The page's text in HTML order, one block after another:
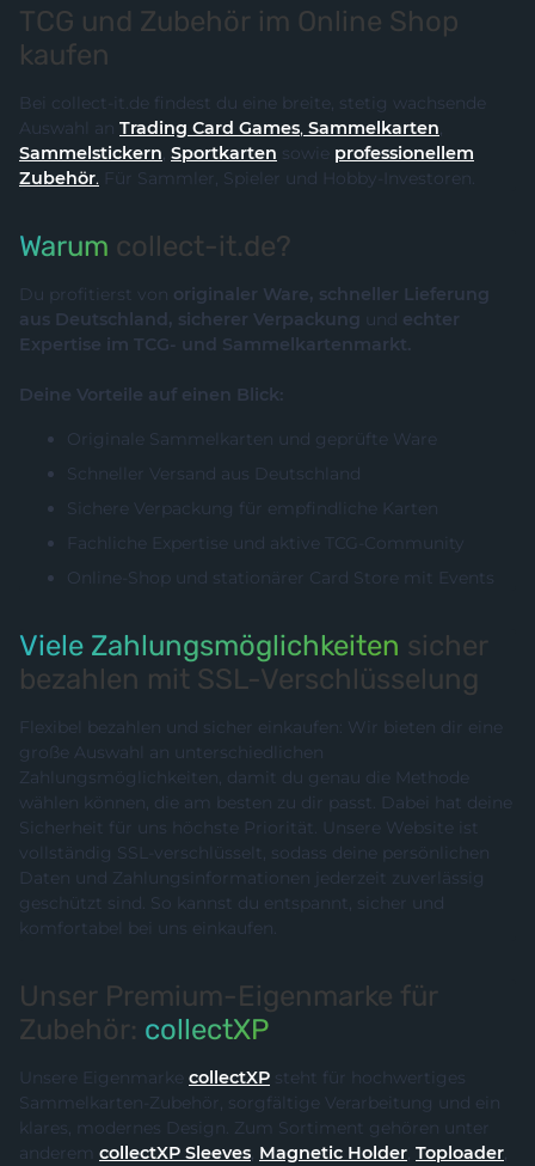
TCG und Zubehör im Online Shop
kaufen
Bei collect-it.de findest du eine breite, stetig wachsende
Auswahl an
Trading Card Games, Sammelkarten,
Sammelstickern, Sportkarten sowie professionellem
Zubehör. Für Sammler, Spieler und Hobby-Investoren.
Warum collect-it.de?
Du profitierst von originaler Ware, schneller Lieferung
aus Deutschland, sicherer Verpackung und echter
Expertise im TCG- und Sammelkartenmarkt.
Deine Vorteile auf einen Blick:
Originale Sammelkarten und geprüfte Ware
Schneller Versand aus Deutschland
Sichere Verpackung für empfindliche Karten
Fachliche Expertise und aktive TCG-Community
Online-Shop und stationärer Card Store mit Events
Viele Zahlungsmöglichkeiten sicher
bezahlen mit SSL-Verschlüsselung
Flexibel bezahlen und sicher einkaufen: Wir bieten dir eine
große Auswahl an unterschiedlichen
Zahlungsmöglichkeiten, damit du genau die Methode
wählen können, die am besten zu dir passt. Dabei hat deine
Sicherheit für uns höchste Priorität. Unsere Website ist
vollständig SSL-verschlüsselt, sodass deine persönlichen
Daten und Zahlungsinformationen jederzeit zuverlässig
geschützt sind. So kannst du entspannt, sicher und
komfortabel bei uns einkaufen.
Unser Premium-Eigenmarke für
Zubehör: collectXP
Unsere Eigenmarke collectXP steht für hochwertiges
Sammelkarten-Zubehör, sorgfältige Verarbeitung und ein
klares, modernes Design. Zum Sortiment gehören unter
anderem collectXP Sleeves, Magnetic Holder, Toploader,